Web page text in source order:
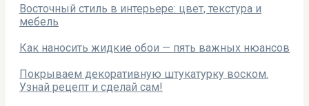
Восточный стиль в интерьере: цвет, текстура и
мебель
Как наносить жидкие обои — пять важных нюансов
Покрываем декоративную штукатурку воском.
Узнай рецепт и сделай сам!